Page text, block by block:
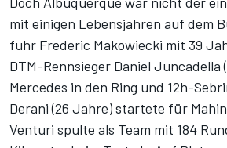
mit einigen Lebensjahren auf dem
fuhr Frederic Makowiecki mit 39
DTM-Rennsieger Daniel
Mercedes in den Ring und 12h-
Derani (26 Jahre) startete für
Venturi spulte als Team mit 184